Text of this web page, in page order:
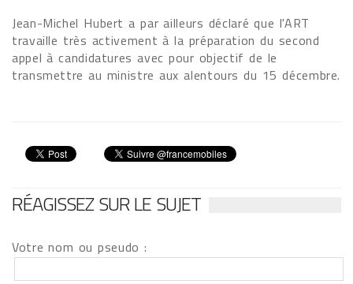
Jean-Michel Hubert a par ailleurs déclaré que l'ART
travaille très activement à la préparation du second
appel à candidatures avec pour objectif de le
transmettre au ministre aux alentours du 15 décembre.
RÉAGISSEZ SUR LE SUJET
Votre nom ou pseudo :